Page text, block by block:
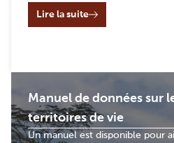
Lire la suite
Manuel de données sur
territoires de vie
Un manuel est disponible pour